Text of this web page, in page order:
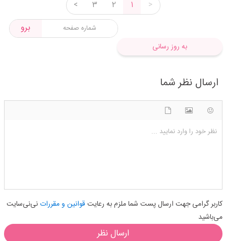
>
1
2
3
<
برو
به روز رسانی
ارسال نظر شما
نظر خود را وارد نمایید ...
کاربر گرامی جهت ارسال پست شما ملزم به رعایت قوانین و مقرراتنی‌نی‌سایت
می‌باشید
ارسال نظر